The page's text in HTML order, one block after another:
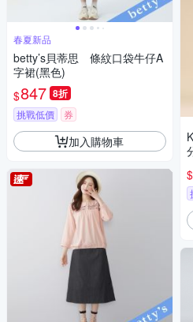
春夏新品
betty’s貝蒂思 條紋口袋牛仔A
字裙(黑色)
$847 8折
挑戰低價 券
加入購物車
$